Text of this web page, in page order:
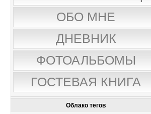
ОБО МНЕ
ДНЕВНИК
ФОТОАЛЬБОМЫ
ГОСТЕВАЯ КНИГА
Облако тегов